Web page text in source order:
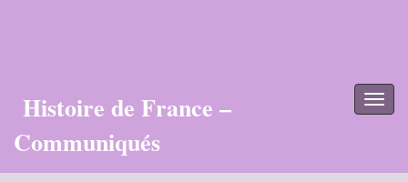
Histoire de France –
Communiqués